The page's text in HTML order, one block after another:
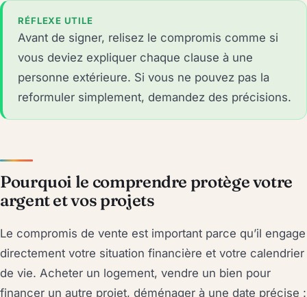
RÉFLEXE UTILE
Avant de signer, relisez le compromis comme si
vous deviez expliquer chaque clause à une
personne extérieure. Si vous ne pouvez pas la
reformuler simplement, demandez des précisions.
Pourquoi le comprendre protège votre
argent et vos projets
Le compromis de vente est important parce qu’il engage
directement votre situation financière et votre calendrier
de vie. Acheter un logement, vendre un bien pour
financer un autre projet, déménager à une date précise :